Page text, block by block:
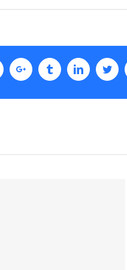
Twitter
Linkedin
Tumblr